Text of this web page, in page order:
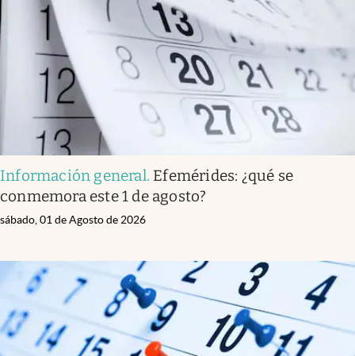
Información general. Efemérides: ¿qué se
conmemora este 1 de agosto?
sábado, 01 de Agosto de 2026